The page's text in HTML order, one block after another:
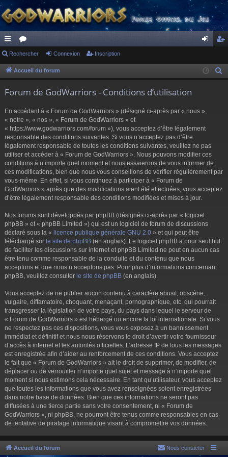
ac
co
s
or
u ne cri
Rechercher Connexion Inscription
Accueil du forum
Forum de GodWarriors - Conditions d’utilisation
En accédant à « Forum de GodWarriors » (désigné ci-après par « nous »,
« notre », « nos », « Forum de GodWarriors » et
« https://www.godwarriors.com/forum »), vous acceptez d’être légalement
responsable des conditions suivantes. Si vous n’acceptez pas d’être
légalement responsable de toutes les conditions suivantes, veuillez ne pas
utiliser et accéder à « Forum de GodWarriors ». Nous pouvons modifier ces
conditions à n’importe quel moment et nous essaierons de vous informer de
ces modifications, bien que nous vous conseillons de vérifier régulièrement par
vous-même. En effet, si vous continuez à participer à « Forum de
GodWarriors » après que des modifications aient été effectuées, vous acceptez
d’être légalement responsable des conditions modifiées et mises à jour.
Nos forums sont développés par phpBB (désignés ci-après par « logiciel
phpBB » et « phpBB Limited ») qui est un logiciel de forum de discussions
déclaré sous la « licence publique générale GNU 2.0 » et qui peut être
téléchargé sur le site de phpBB (en anglais). Le logiciel phpBB a pour seul but
de faciliter les discussions sur internet et phpBB Limited ne peut en aucun cas
être tenu comme responsable de la conduite et du contenu que nous
acceptons et que nous n’acceptons pas. Pour plus d’informations concernant
phpBB, veuillez consulter le site de phpBB (en anglais).
Vous acceptez de ne publier aucun contenu à caractère abusif, obscène,
vulgaire, diffamatoire, choquant, menaçant, pornographique, etc. qui pourrait
transgresser la législation de votre pays, du pays dans lequel le serveur de
« Forum de GodWarriors » est hébergé ou encore la loi internationale. Si vous
ne respectez pas ces dispositions, vous vous exposez à un bannissement
immédiat et définitif et nous nous réservons le droit d’avertir votre fournisseur
d’accès à internet et les autorités officielles. L’adresse IP de tous les messages
est enregistrée afin d’aider au renforcement de ces conditions. Vous acceptez
le fait que « Forum de GodWarriors » ait le droit de supprimer, de modifier, de
déplacer ou de verrouiller n’importe quel sujet et message à n’importe quel
moment si nous estimons cela nécessaire. En tant qu’utilisateur, vous acceptez
que toutes les informations que vous avez renseignées soient enregistrées
dans notre base de données. Bien que ces informations ne seront pas
diffusées à une tierce partie sans votre consentement, ni « Forum de
GodWarriors », ni phpBB, ne pourront être tenus comme responsables en cas
de tentative de piratage informatique visant à compromettre vos données.
Accueil du forum Nous contacter